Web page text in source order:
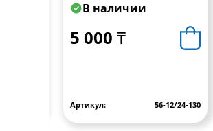
В наличии
5 000 ₸
Артикул: 56-12/24-130